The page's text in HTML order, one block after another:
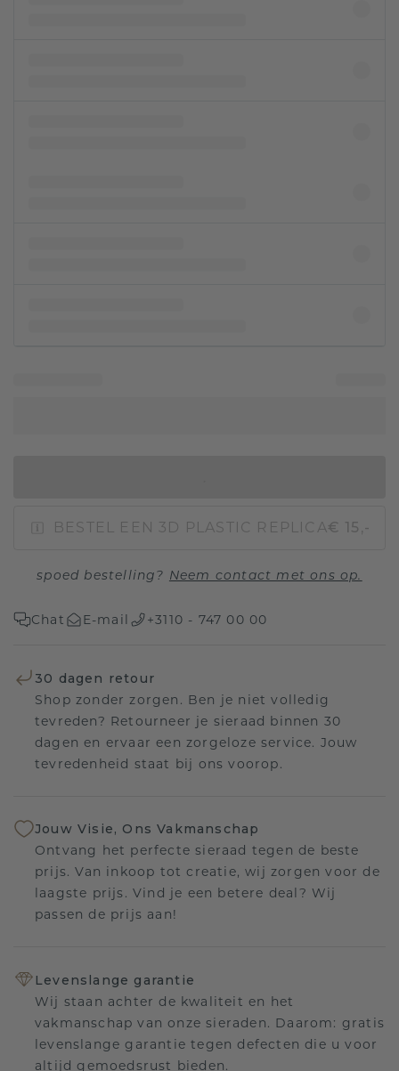
BESTEL EEN 3D PLASTIC REPLICA€ 15,-
spoed bestelling? Neem contact met ons op.
Chat E-mail +3110 - 747 00 00
30 dagen retour
Shop zonder zorgen. Ben je niet volledig
tevreden? Retourneer je sieraad binnen 30
dagen en ervaar een zorgeloze service. Jouw
tevredenheid staat bij ons voorop.
Jouw Visie, Ons Vakmanschap
Ontvang het perfecte sieraad tegen de beste
prijs. Van inkoop tot creatie, wij zorgen voor de
laagste prijs. Vind je een betere deal? Wij
passen de prijs aan!
Levenslange garantie
Wij staan achter de kwaliteit en het
vakmanschap van onze sieraden. Daarom: gratis
levenslange garantie tegen defecten die u voor
altijd gemoedsrust bieden.